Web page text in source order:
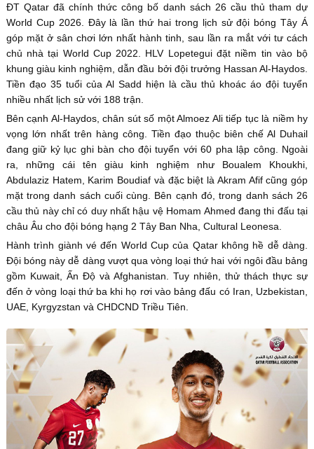
ĐT Qatar đã chính thức công bố danh sách 26 cầu thủ tham dự
World Cup 2026. Đây là lần thứ hai trong lịch sử đội bóng Tây Á
góp mặt ở sân chơi lớn nhất hành tinh, sau lần ra mắt với tư cách
chủ nhà tại World Cup 2022. HLV Lopetegui đặt niềm tin vào bộ
khung giàu kinh nghiệm, dẫn đầu bởi đội trưởng Hassan Al-Haydos.
Tiền đạo 35 tuổi của Al Sadd hiện là cầu thủ khoác áo đội tuyển
nhiều nhất lịch sử với 188 trận.
Bên cạnh Al-Haydos, chân sút số một Almoez Ali tiếp tục là niềm hy
vọng lớn nhất trên hàng công. Tiền đạo thuộc biên chế Al Duhail
đang giữ kỷ lục ghi bàn cho đội tuyển với 60 pha lập công. Ngoài
ra, những cái tên giàu kinh nghiệm như Boualem Khoukhi,
Abdulaziz Hatem, Karim Boudiaf và đặc biệt là Akram Afif cũng góp
mặt trong danh sách cuối cùng. Bên cạnh đó, trong danh sách 26
cầu thủ này chỉ có duy nhất hậu vệ Homam Ahmed đang thi đấu tại
châu Âu cho đội bóng hạng 2 Tây Ban Nha, Cultural Leonesa.
Hành trình giành vé đến World Cup của Qatar không hề dễ dàng.
Đội bóng này dễ dàng vượt qua vòng loại thứ hai với ngôi đầu bảng
gồm Kuwait, Ấn Độ và Afghanistan. Tuy nhiên, thử thách thực sự
đến ở vòng loại thứ ba khi họ rơi vào bảng đấu có Iran, Uzbekistan,
UAE, Kyrgyzstan và CHDCND Triều Tiên.